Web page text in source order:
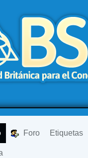
Foro Etiquetas